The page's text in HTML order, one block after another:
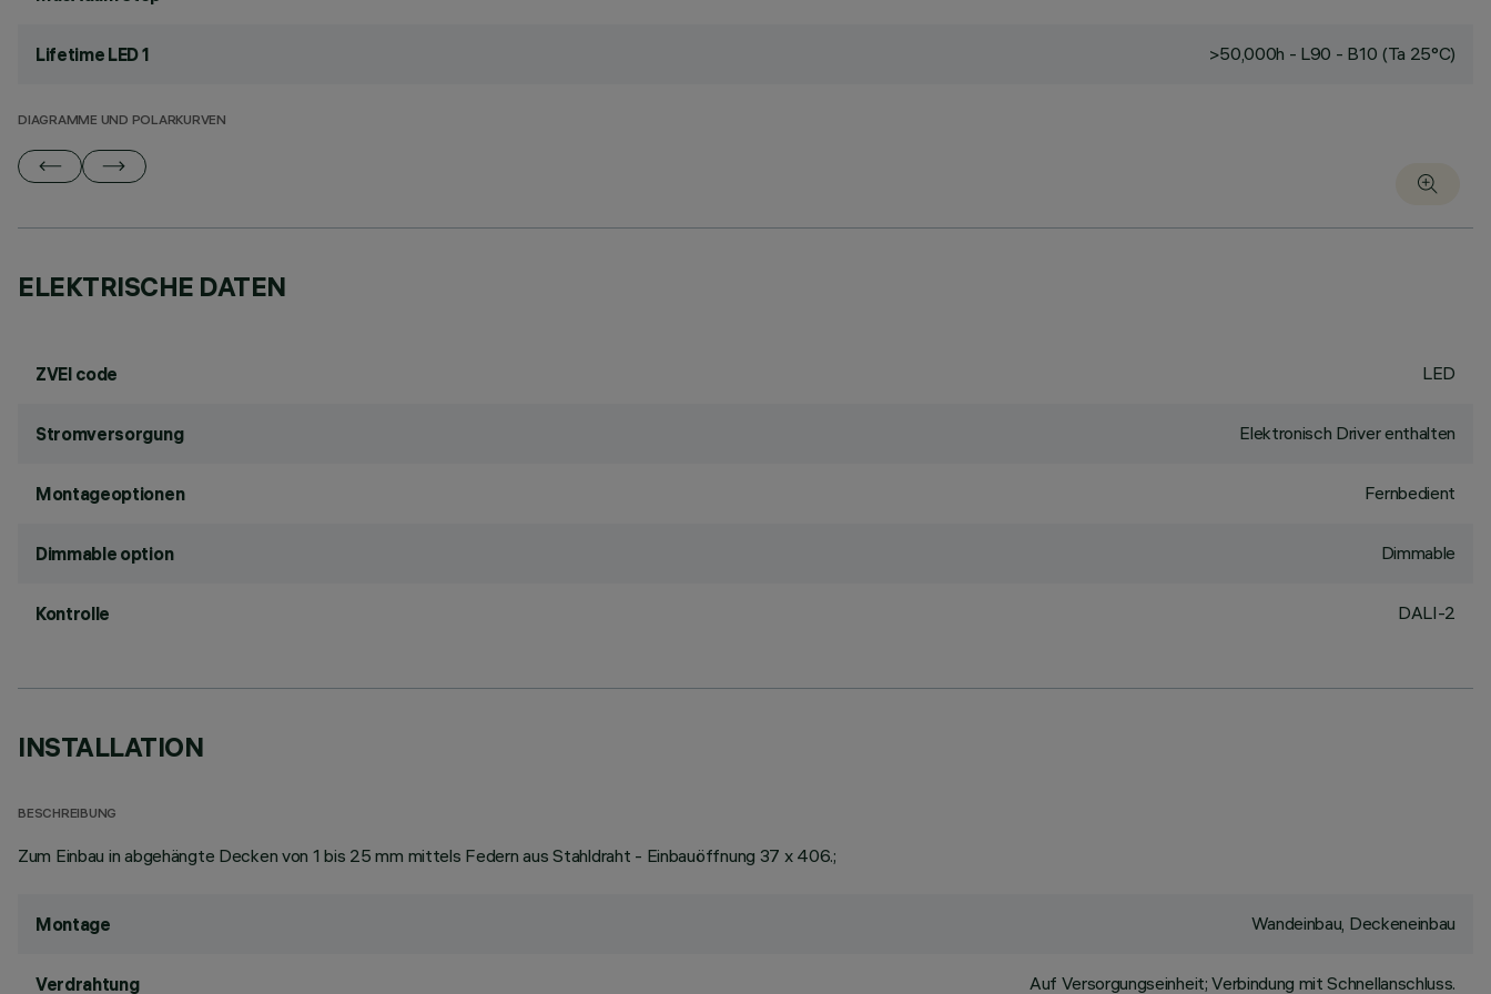
Lifetime LED 1 >50,000h - L90 - B10 (Ta 25°C)
DIAGRAMME UND POLARKURVEN
ELEKTRISCHE DATEN
ZVEI code LED
Stromversorgung Elektronisch Driver enthalten
Montageoptionen Fernbedient
Dimmable option Dimmable
Kontrolle DALI-2
INSTALLATION
BESCHREIBUNG
Zum Einbau in abgehängte Decken von 1 bis 25 mm mittels Federn aus Stahldraht - Einbauöffnung 37 x 406.;
Montage Wandeinbau, Deckeneinbau
Verdrahtung Auf Versorgungseinheit; Verbindung mit Schnellanschluss.